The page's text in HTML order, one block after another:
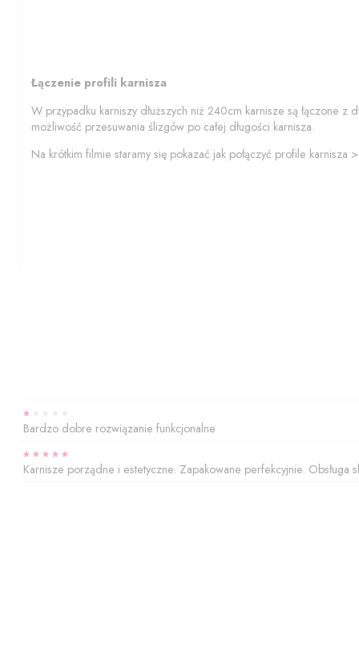
Łączenie profili karnisza
W przypadku karniszy dłuższych niż 240cm karnisze są łączone
możliwość przesuwania ślizgów po całej długości karnisza.
Na krótkim filmie staramy się pokazać jak połączyć profile karnisza
Bardzo dobre rozwiązanie funkcjonalne
Karnisze porządne i estetyczne. Zapakowane perfekcyjnie. Obsługa